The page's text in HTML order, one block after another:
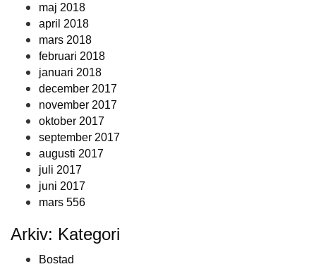
maj 2018
april 2018
mars 2018
februari 2018
januari 2018
december 2017
november 2017
oktober 2017
september 2017
augusti 2017
juli 2017
juni 2017
mars 556
Arkiv: Kategori
Bostad